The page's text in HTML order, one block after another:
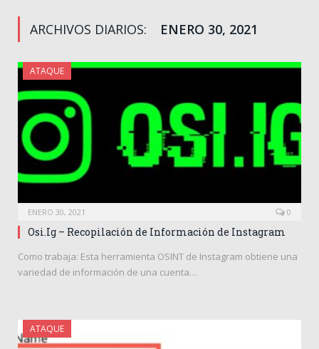
ARCHIVOS DIARIOS: ENERO 30, 2021
ATAQUE
ENERO 30, 2021 0
Osi.Ig – Recopilación de Información de Instagram
Como trabaja: Esta herramienta OSINT de Instagram obtiene una
variedad de información de una cuenta…
ATAQUE